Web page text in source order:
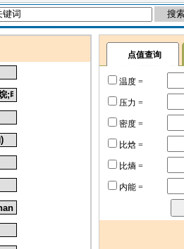
点值查询
温度 =
压力 =
密度 =
比焓 =
比熵 =
内能 =